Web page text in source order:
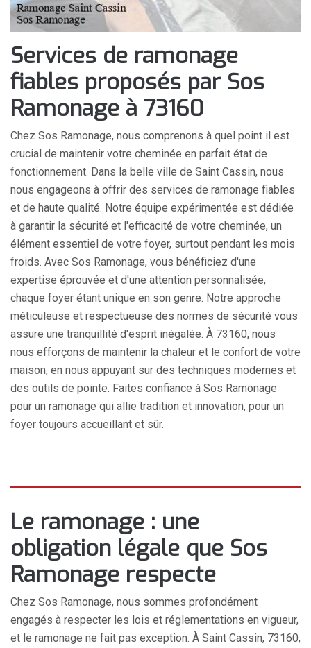
Services de ramonage
fiables proposés par Sos
Ramonage à 73160
Chez Sos Ramonage, nous comprenons à quel point il est
crucial de maintenir votre cheminée en parfait état de
fonctionnement. Dans la belle ville de Saint Cassin, nous
nous engageons à offrir des services de ramonage fiables
et de haute qualité. Notre équipe expérimentée est dédiée
à garantir la sécurité et l'efficacité de votre cheminée, un
élément essentiel de votre foyer, surtout pendant les mois
froids. Avec Sos Ramonage, vous bénéficiez d'une
expertise éprouvée et d'une attention personnalisée,
chaque foyer étant unique en son genre. Notre approche
méticuleuse et respectueuse des normes de sécurité vous
assure une tranquillité d'esprit inégalée. À 73160, nous
nous efforçons de maintenir la chaleur et le confort de votre
maison, en nous appuyant sur des techniques modernes et
des outils de pointe. Faites confiance à Sos Ramonage
pour un ramonage qui allie tradition et innovation, pour un
foyer toujours accueillant et sûr.
Le ramonage : une
obligation légale que Sos
Ramonage respecte
Chez Sos Ramonage, nous sommes profondément
engagés à respecter les lois et réglementations en vigueur,
et le ramonage ne fait pas exception. À Saint Cassin, 73160,